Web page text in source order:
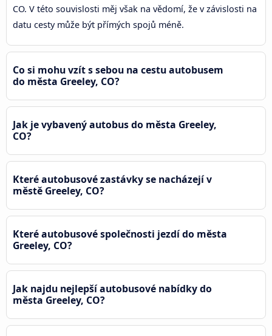
CO. V této souvislosti měj však na vědomí, že v závislosti na
datu cesty může být přímých spojů méně.
Co si mohu vzít s sebou na cestu autobusem
do města Greeley, CO?
Jak je vybavený autobus do města Greeley,
CO?
Které autobusové zastávky se nacházejí v
městě Greeley, CO?
Které autobusové společnosti jezdí do města
Greeley, CO?
Jak najdu nejlepší autobusové nabídky do
města Greeley, CO?